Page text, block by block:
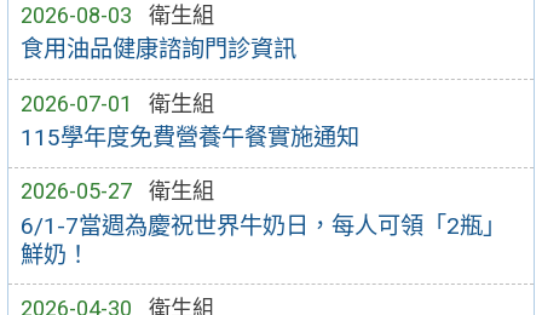
2026-08-03 衛生組
食用油品健康諮詢門診資訊
2026-07-01 衛生組
115學年度免費營養午餐實施通知
2026-05-27 衛生組
6/1-7當週為慶祝世界牛奶日，每人可領「2瓶」
鮮奶！
2026-04-30 衛生組